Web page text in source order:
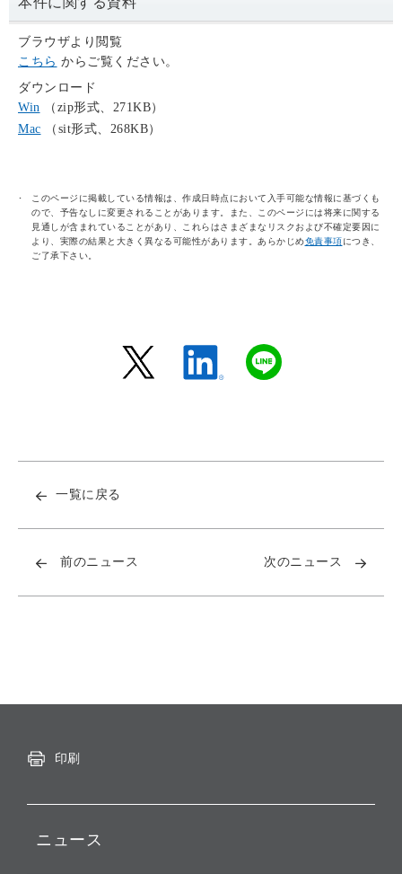
ブラウザより閲覧
こちら からご覧ください。
ダウンロード
Win （zip形式、271KB）
Mac （sit形式、268KB）
このページに掲載している情報は、作成日時点において入手可能な情報に基づくも
ので、予告なしに変更されることがあります。また、このページには将来に関する
見通しが含まれていることがあり、これらはさまざまなリスクおよび不確定要因に
より、実際の結果と大きく異なる可能性があります。あらかじめ免責事項につき、
ご了承下さい。
一覧に戻る
前のニュース 次のニュース
印刷
ニュース